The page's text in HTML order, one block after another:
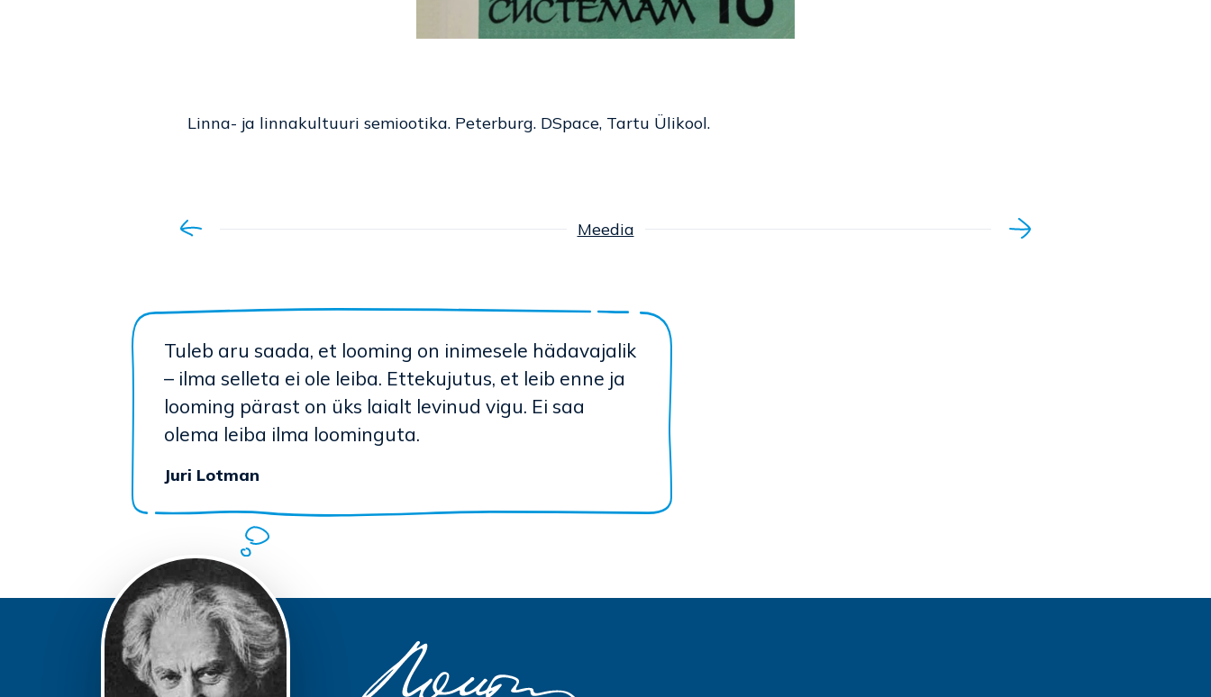
Linna- ja linnakultuuri semiootika. Peterburg. DSpace, Tartu Ülikool.
Meedia
Tuleb aru saada, et looming on inimesele hädavajalik
– ilma selleta ei ole leiba. Ettekujutus, et leib enne ja
looming pärast on üks laialt levinud vigu. Ei saa
olema leiba ilma loominguta.
Juri Lotman